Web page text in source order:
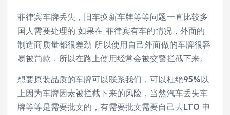
菲律宾车牌丢失，旧车换新车牌等等问题一直比较多
国人需要处理的 如果在 菲律宾有车的情况，外面的
制造商质量都很差劲 所以使用自己外面做的车牌很容
易被罚款，所以在路上使用经常会被交警拦截下来。
想要原装品质的车牌可以联系我们，可以杜绝95%以
上因为车牌因素被拦截下来的风险，当然汽车丢失车
牌等等是需要批文的，有需要批文需要自己去LTO 申